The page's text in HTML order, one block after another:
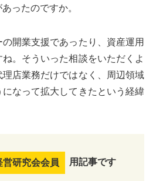
たのですか。
開業支援であったり、資産運用
。そういった相談をいただくよ
店業務だけではなく、周辺領域
なって拡大してきたという経緯
営研究会会員 用記事です